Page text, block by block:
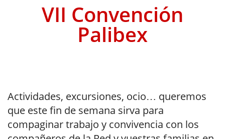
VII Convención
Palibex
Actividades, excursiones, ocio… queremos
que este fin de semana sirva para
compaginar trabajo y convivencia con los